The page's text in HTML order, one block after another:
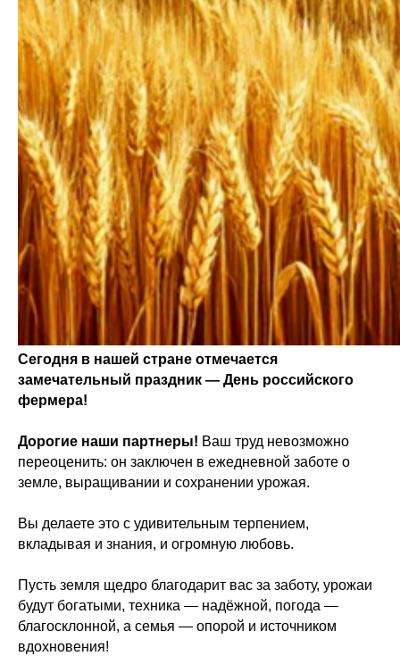
Сегодня в нашей стране отмечается
замечательный праздник — День российского
фермера!
Дорогие наши партнеры! Ваш труд невозможно
переоценить: он заключен в ежедневной заботе о
земле, выращивании и сохранении урожая.
Вы делаете это с удивительным терпением,
вкладывая и знания, и огромную любовь.
Пусть земля щедро благодарит вас за заботу, урожаи
будут богатыми, техника — надёжной, погода —
благосклонной, а семья — опорой и источником
вдохновения!